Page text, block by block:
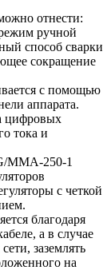
отнести:
ручной
способ сварки
сокращение
с помощью
аппарата.
цифровых
тока и
ММА-250-1
с четкой
благодаря
а в случае
заземлять
на